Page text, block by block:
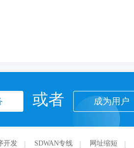
或者 成为用户
开发 SDWAN专线 网址缩短